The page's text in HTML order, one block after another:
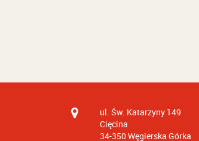
ul. Św. Katarzyny 149
Cięcina
34-350Węgierska Górka